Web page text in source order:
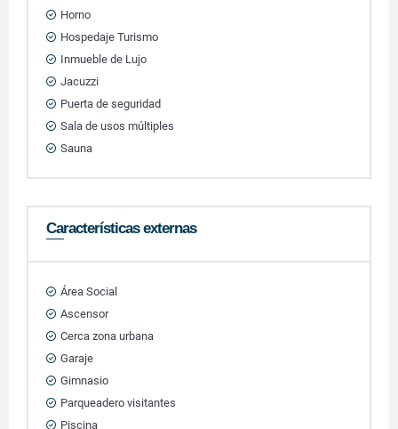
Horno
Hospedaje Turismo
Inmueble de Lujo
Jacuzzi
Puerta de seguridad
Sala de usos múltiples
Sauna
Características externas
Área Social
Ascensor
Cerca zona urbana
Garaje
Gimnasio
Parqueadero visitantes
Piscina